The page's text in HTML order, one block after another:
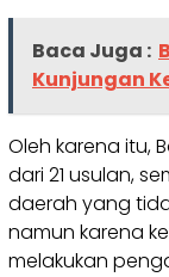
Baca Juga :
Kunjungan
Oleh karena itu,
dari 21 usulan,
daerah yang
namun karena
melakukan